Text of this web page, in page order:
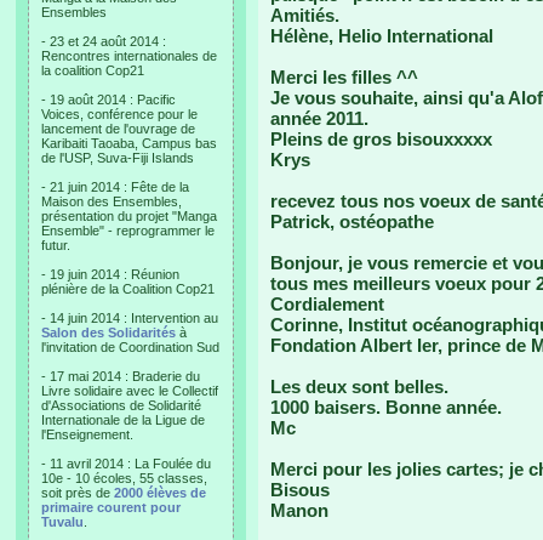
Ensembles
- 23 et 24 août 2014 :
Rencontres internationales de
la coalition Cop21
- 19 août 2014 : Pacific
Voices, conférence pour le
lancement de l'ouvrage de
Karibaiti Taoaba, Campus bas
de l'USP, Suva-Fiji Islands
- 21 juin 2014 : Fête de la
Maison des Ensembles,
présentation du projet "Manga
Ensemble" - reprogrammer le
futur.
- 19 juin 2014 : Réunion
plénière de la Coalition Cop21
- 14 juin 2014 : Intervention au
Salon des Solidarités à
l'invitation de Coordination Sud
- 17 mai 2014 : Braderie du
Livre solidaire avec le Collectif
d'Associations de Solidarité
Internationale de la Ligue de
l'Enseignement.
- 11 avril 2014 : La Foulée du
10e - 10 écoles, 55 classes,
soit près de 2000 élèves de
primaire courent pour
Tuvalu
Amitiés.
Hélène, Helio International
Merci les filles ^^
Je vous souhaite, ainsi qu'a
année 2011.
Pleins de gros bisouxxxxx
Krys
recevez tous nos voeux de
Patrick, ostéopathe
Bonjour, je vous remercie et
tous mes meilleurs voeux pour
Cordialement
Corinne, Institut
Fondation Albert Ier, prince de
Les deux sont belles.
1000 baisers. Bonne année.
Mc
Merci pour les jolies cartes; je
Bisous
Manon